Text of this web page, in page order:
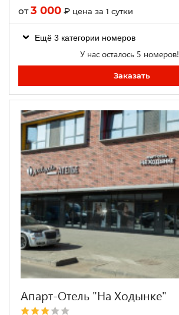
от3 000 ₽ цена за 1 сутки
Ещё 3 категории номеров
У нас осталось 5 номеров!
Заказать
Апарт-Отель "На Ходынке"